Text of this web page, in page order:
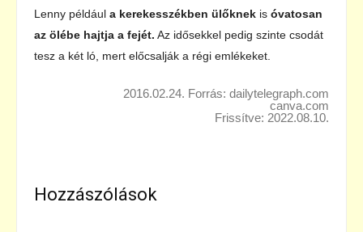
Lenny például a kerekesszékben ülőknek is óvatosan
az ölébe hajtja a fejét. Az idősekkel pedig szinte csodát
tesz a két ló, mert előcsalják a régi emlékeket.
2016.02.24. Forrás: dailytelegraph.com
canva.com
Frissítve: 2022.08.10.
Hozzászólások